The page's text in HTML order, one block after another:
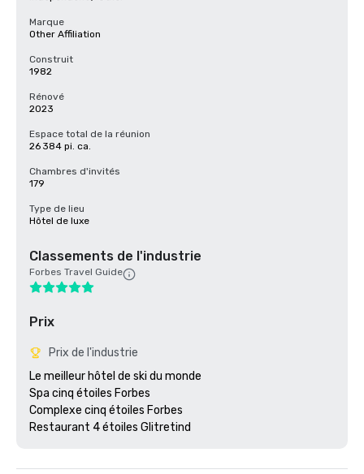
Marque
Other Affiliation
Construit
1982
Rénové
2023
Espace total de la réunion
26 384 pi. ca.
Chambres d'invités
179
Type de lieu
Hôtel de luxe
Classements de l'industrie
Forbes Travel Guide
Prix
Prix de l'industrie
Le meilleur hôtel de ski du monde
Spa cinq étoiles Forbes
Complexe cinq étoiles Forbes
Restaurant 4 étoiles Glitretind